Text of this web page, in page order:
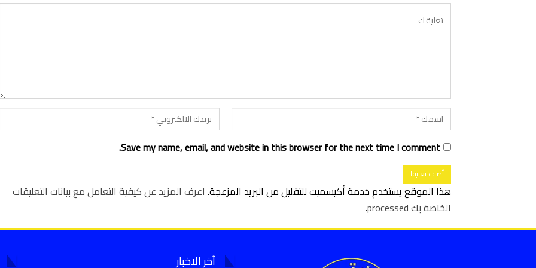
Save my name, email, and website in this browser for the next time I comment.
هذا الموقع يستخدم خدمة أكيسميت للتقليل من البريد المزعجة. اعرف المزيد عن كيفية التعامل مع بيانات التعليقات
الخاصة بك processed
.
آخر الاخبار